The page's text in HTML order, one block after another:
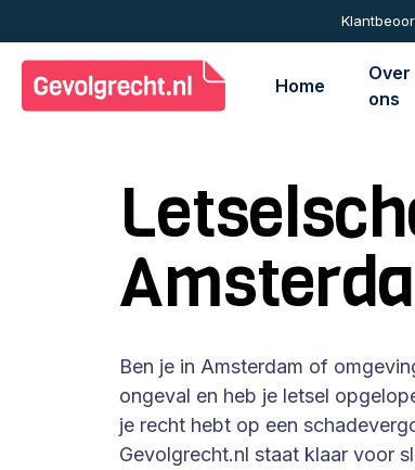
to
main
content
Home
Over
ons
Ben je in Amsterdam of
ongeval en heb je letsel
je recht hebt op een
Gevolgrecht.nl staat klaar voor